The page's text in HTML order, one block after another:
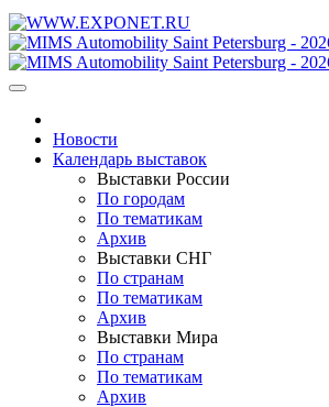
Новости
Календарь выставок
Выставки России
По городам
По тематикам
Архив
Выставки СНГ
По странам
По тематикам
Архив
Выставки Мира
По странам
По тематикам
Архив